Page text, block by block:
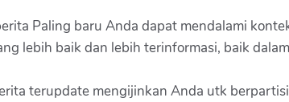
Paling baru Anda dapat mendalami
lebih baik dan lebih terinformasi, baik
terupdate mengijinkan Anda utk